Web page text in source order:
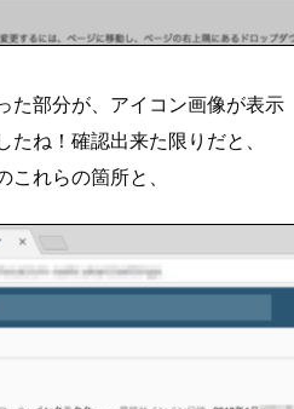
た部分が、アイコン画像が表示
ね！確認出来た限りだと、
れらの箇所と、